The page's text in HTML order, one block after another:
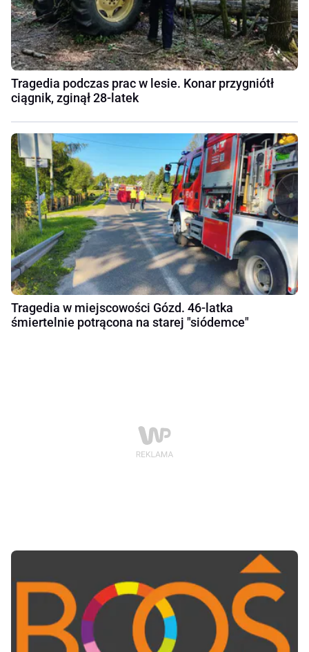
Tragedia podczas prac w lesie. Konar przygniótł
ciągnik, zginął 28-latek
Tragedia w miejscowości Gózd. 46-latka
śmiertelnie potrącona na starej "siódemce"